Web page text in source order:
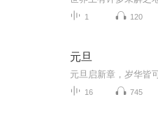
1 120
元旦
16 745